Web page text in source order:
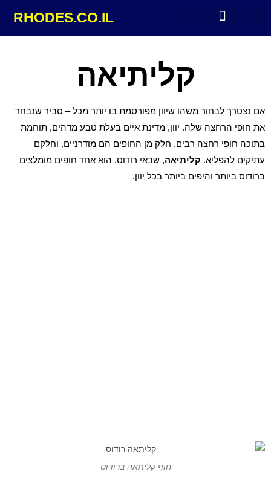
RHODES.CO.IL
קליתיאה
אם נצטרך לבחור משהו שיוון מפורסמת בו יותר מכל – סביר שנבחר
את חופי הרחצה שלה. יוון, מדינת איים בעלת טבע מדהים, תוחמת
בתוכה חופי רחצה רבים. חלק מן החופים הם מודרניים, וחלקם
עתיקים להפליא. קליתיאה, שבאי רודוס, הוא אחד חופים מומלצים
ברודוס ביותר והיפים ביותר בכל יוון.
חוף קליתאה ברודוס